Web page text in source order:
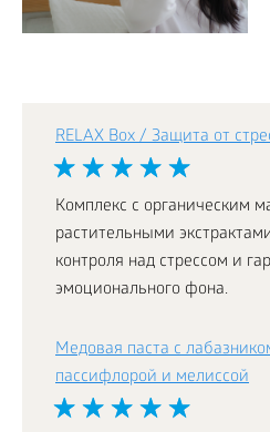
RELAX Box / Защита от
Комплекс с органическим
растительными
контроля над стрессом и
эмоционального фона.
Медовая паста с
пассифлорой и мелиссой